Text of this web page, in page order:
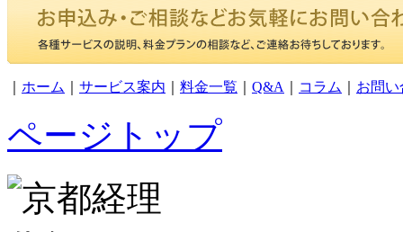
ホーム サービス案内 料金一覧 Q&A コラム お問
ページトップ